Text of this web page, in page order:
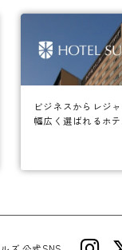
ビジネスからレジャ
幅広く選ばれるホテ